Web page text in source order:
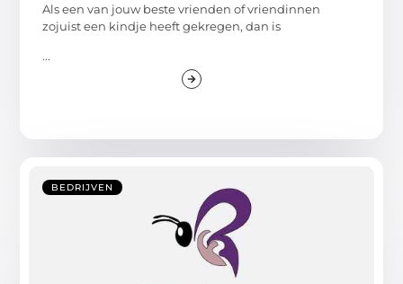
Als een van jouw beste vrienden of vriendinnen
zojuist een kindje heeft gekregen, dan is
...
BEDRIJVEN